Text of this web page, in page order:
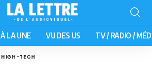
À LA UNE VU DES US TV / RADIO /
HIGH-TECH